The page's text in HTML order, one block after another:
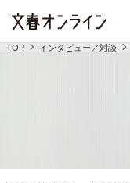
TOP インタビュー／対談